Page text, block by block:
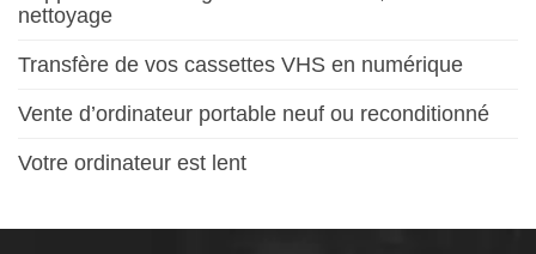
nettoyage
Transfère de vos cassettes VHS en numérique
Vente d’ordinateur portable neuf ou reconditionné
Votre ordinateur est lent